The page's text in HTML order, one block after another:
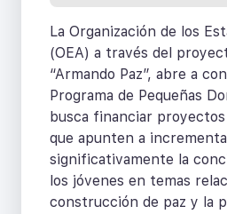
La Organización de los
(OEA) a través del
“Armando Paz”, abre a
Programa de Pequeñas
busca financiar
que apunten a
significativamente la
los jóvenes en temas
construcción de paz y la